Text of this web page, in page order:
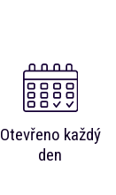
Otevřeno každý
den